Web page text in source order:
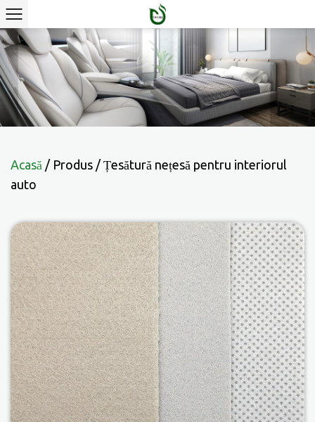
Acasă / Produs / Țesătură nețesă pentru interiorul
auto